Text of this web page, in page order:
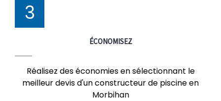
3
ÉCONOMISEZ
Réalisez des économies en sélectionnant le
meilleur devis d'un constructeur de piscine en
Morbihan